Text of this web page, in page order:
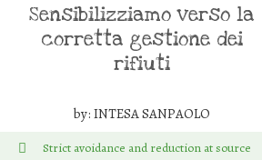
Sensibilizziamo verso la
corretta gestione dei
rifiuti
by: INTESA SANPAOLO
Strict avoidance and reduction at source